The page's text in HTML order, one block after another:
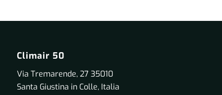
Climair 50
Via Tremarende, 27 35010
Santa Giustina in Colle, Italia